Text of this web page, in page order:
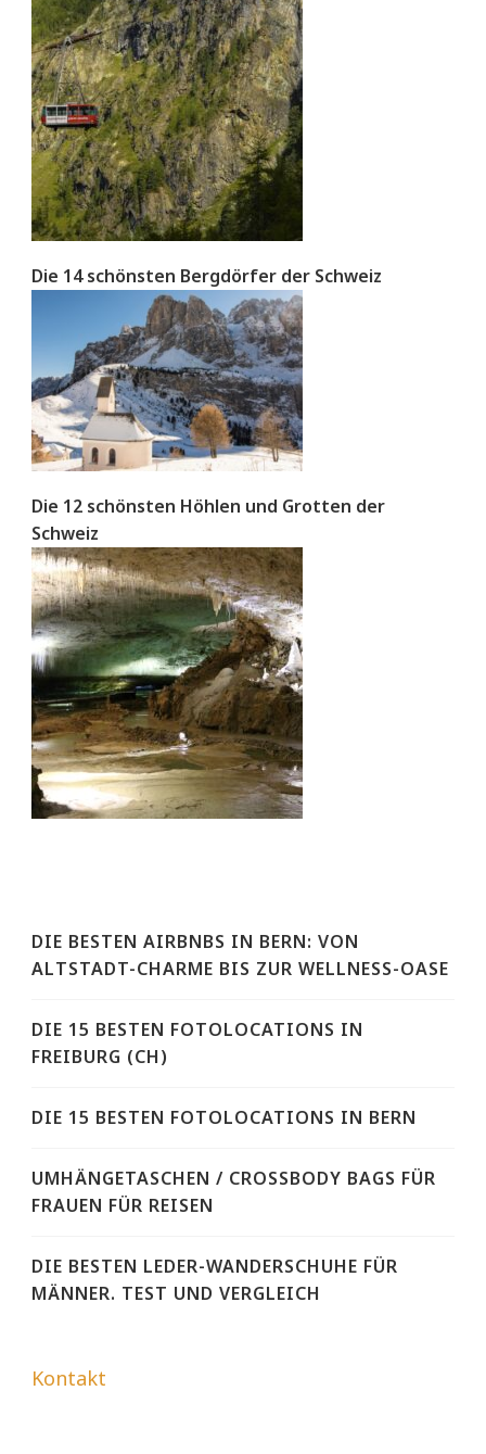
Die 14 schönsten Bergdörfer der Schweiz
Die 12 schönsten Höhlen und Grotten der
Schweiz
DIE BESTEN AIRBNBS IN BERN: VON
ALTSTADT-CHARME BIS ZUR WELLNESS-OASE
DIE 15 BESTEN FOTOLOCATIONS IN
FREIBURG (CH)
DIE 15 BESTEN FOTOLOCATIONS IN BERN
UMHÄNGETASCHEN / CROSSBODY BAGS FÜR
FRAUEN FÜR REISEN
DIE BESTEN LEDER-WANDERSCHUHE FÜR
MÄNNER. TEST UND VERGLEICH
Kontakt